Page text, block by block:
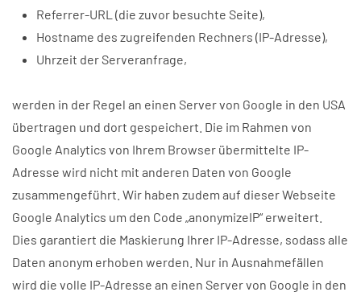
Referrer-URL (die zuvor besuchte Seite),
Hostname des zugreifenden Rechners (IP-Adresse),
Uhrzeit der Serveranfrage,
werden in der Regel an einen Server von Google in den USA
übertragen und dort gespeichert. Die im Rahmen von
Google Analytics von Ihrem Browser übermittelte IP-
Adresse wird nicht mit anderen Daten von Google
zusammengeführt. Wir haben zudem auf dieser Webseite
Google Analytics um den Code „anonymizeIP“ erweitert.
Dies garantiert die Maskierung Ihrer IP-Adresse, sodass alle
Daten anonym erhoben werden. Nur in Ausnahmefällen
wird die volle IP-Adresse an einen Server von Google in den